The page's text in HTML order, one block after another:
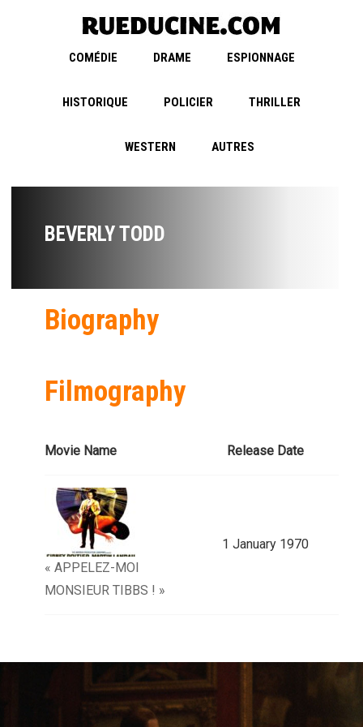
COMÉDIE DRAME ESPIONNAGE
HISTORIQUE POLICIER THRILLER
WESTERN AUTRES
BEVERLY TODD
Biography
Filmography
Movie Name Release Date
« APPELEZ-MOI
MONSIEUR TIBBS ! »
1 January 1970